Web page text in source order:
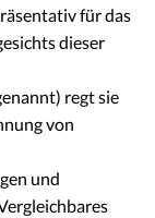
für das
dieser
regt sie
von
und